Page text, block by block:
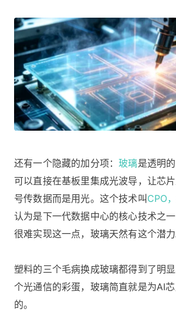
还有一个隐藏的加分项：玻璃是透明
可以直接在基板里集成光波导，让芯
号传数据而是用光。这个技术叫CPO，
认为是下一代数据中心的核心技术之
很难实现这一点，玻璃天然有这个潜力
塑料的三个毛病换成玻璃都得到了明
个光通信的彩蛋，玻璃简直就是为AI
的。